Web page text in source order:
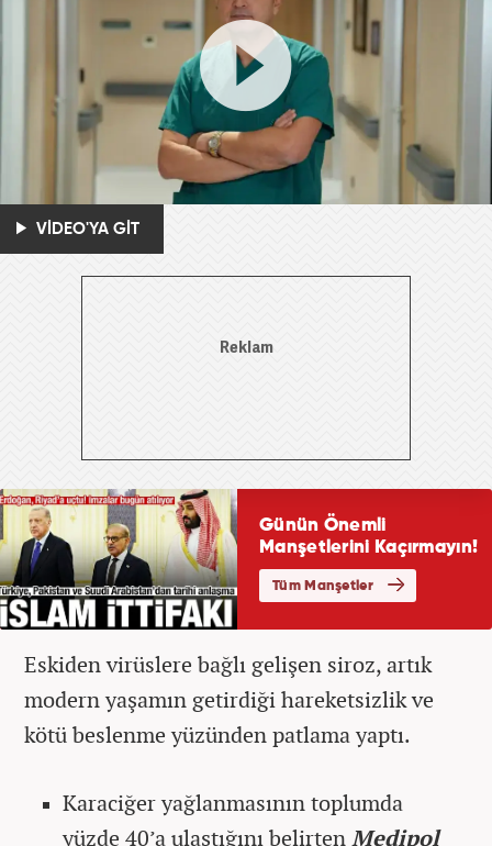
VİDEO'YA GİT
Eskiden virüslere bağlı gelişen siroz, artık
modern yaşamın getirdiği hareketsizlik ve
kötü beslenme yüzünden patlama yaptı.
Karaciğer yağlanmasının toplumda
yüzde 40’a ulaştığını belirtenMedipol